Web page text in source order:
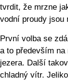
tvrdit, že mrzne
vodní proudy jsou
První volba se
a to především
jezera. Další
chladný vítr.